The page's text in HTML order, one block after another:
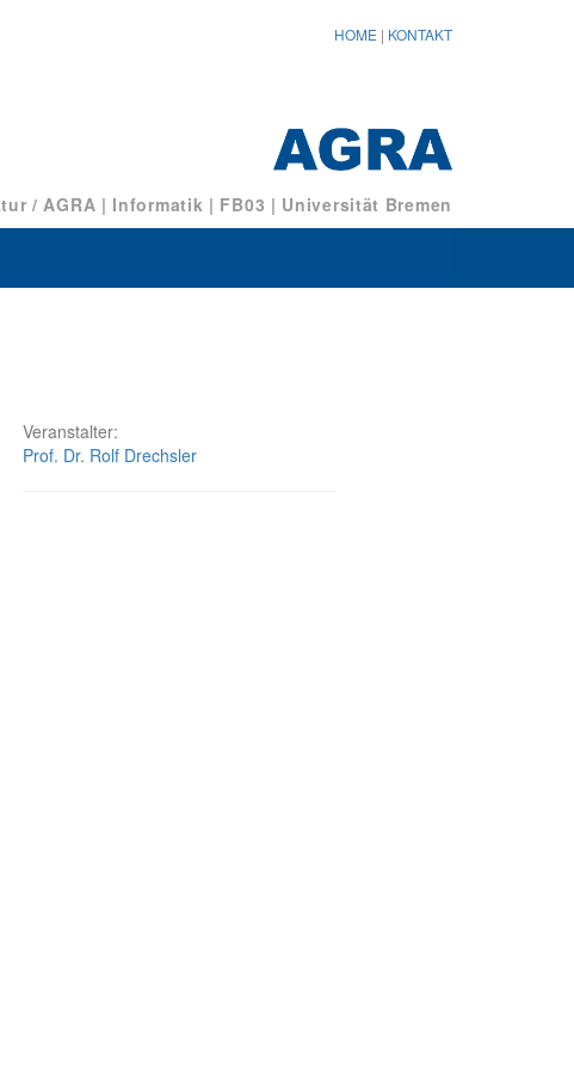
HOME | KONTAKT
/ AGRA | Informatik | FB03 | Universität Bremen
Veranstalter:
Prof. Dr. Rolf Drechsler